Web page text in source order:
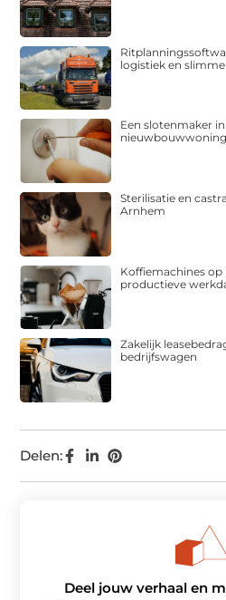
Delen:
logistiek en
Een slotenmaker
nieuwbouwwoning
Sterilisatie en
Arnhem
Koffiemachines op
productieve
Zakelijk
bedrijfswagen
Deel jouw verhaal en